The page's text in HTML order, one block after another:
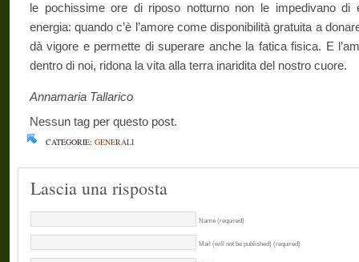
le pochissime ore di riposo notturno non le impedivano di
energia: quando c’è l’amore come disponibilità gratuita a
dà vigore e permette di superare anche la fatica fisica. E
dentro di noi, ridona la vita alla terra inaridita del nostro cuore.
Annamaria Tallarico
Nessun tag per questo post.
CATEGORIE: GENERALI
Lascia una risposta
Name (required)
Mail (will not be published) (required)